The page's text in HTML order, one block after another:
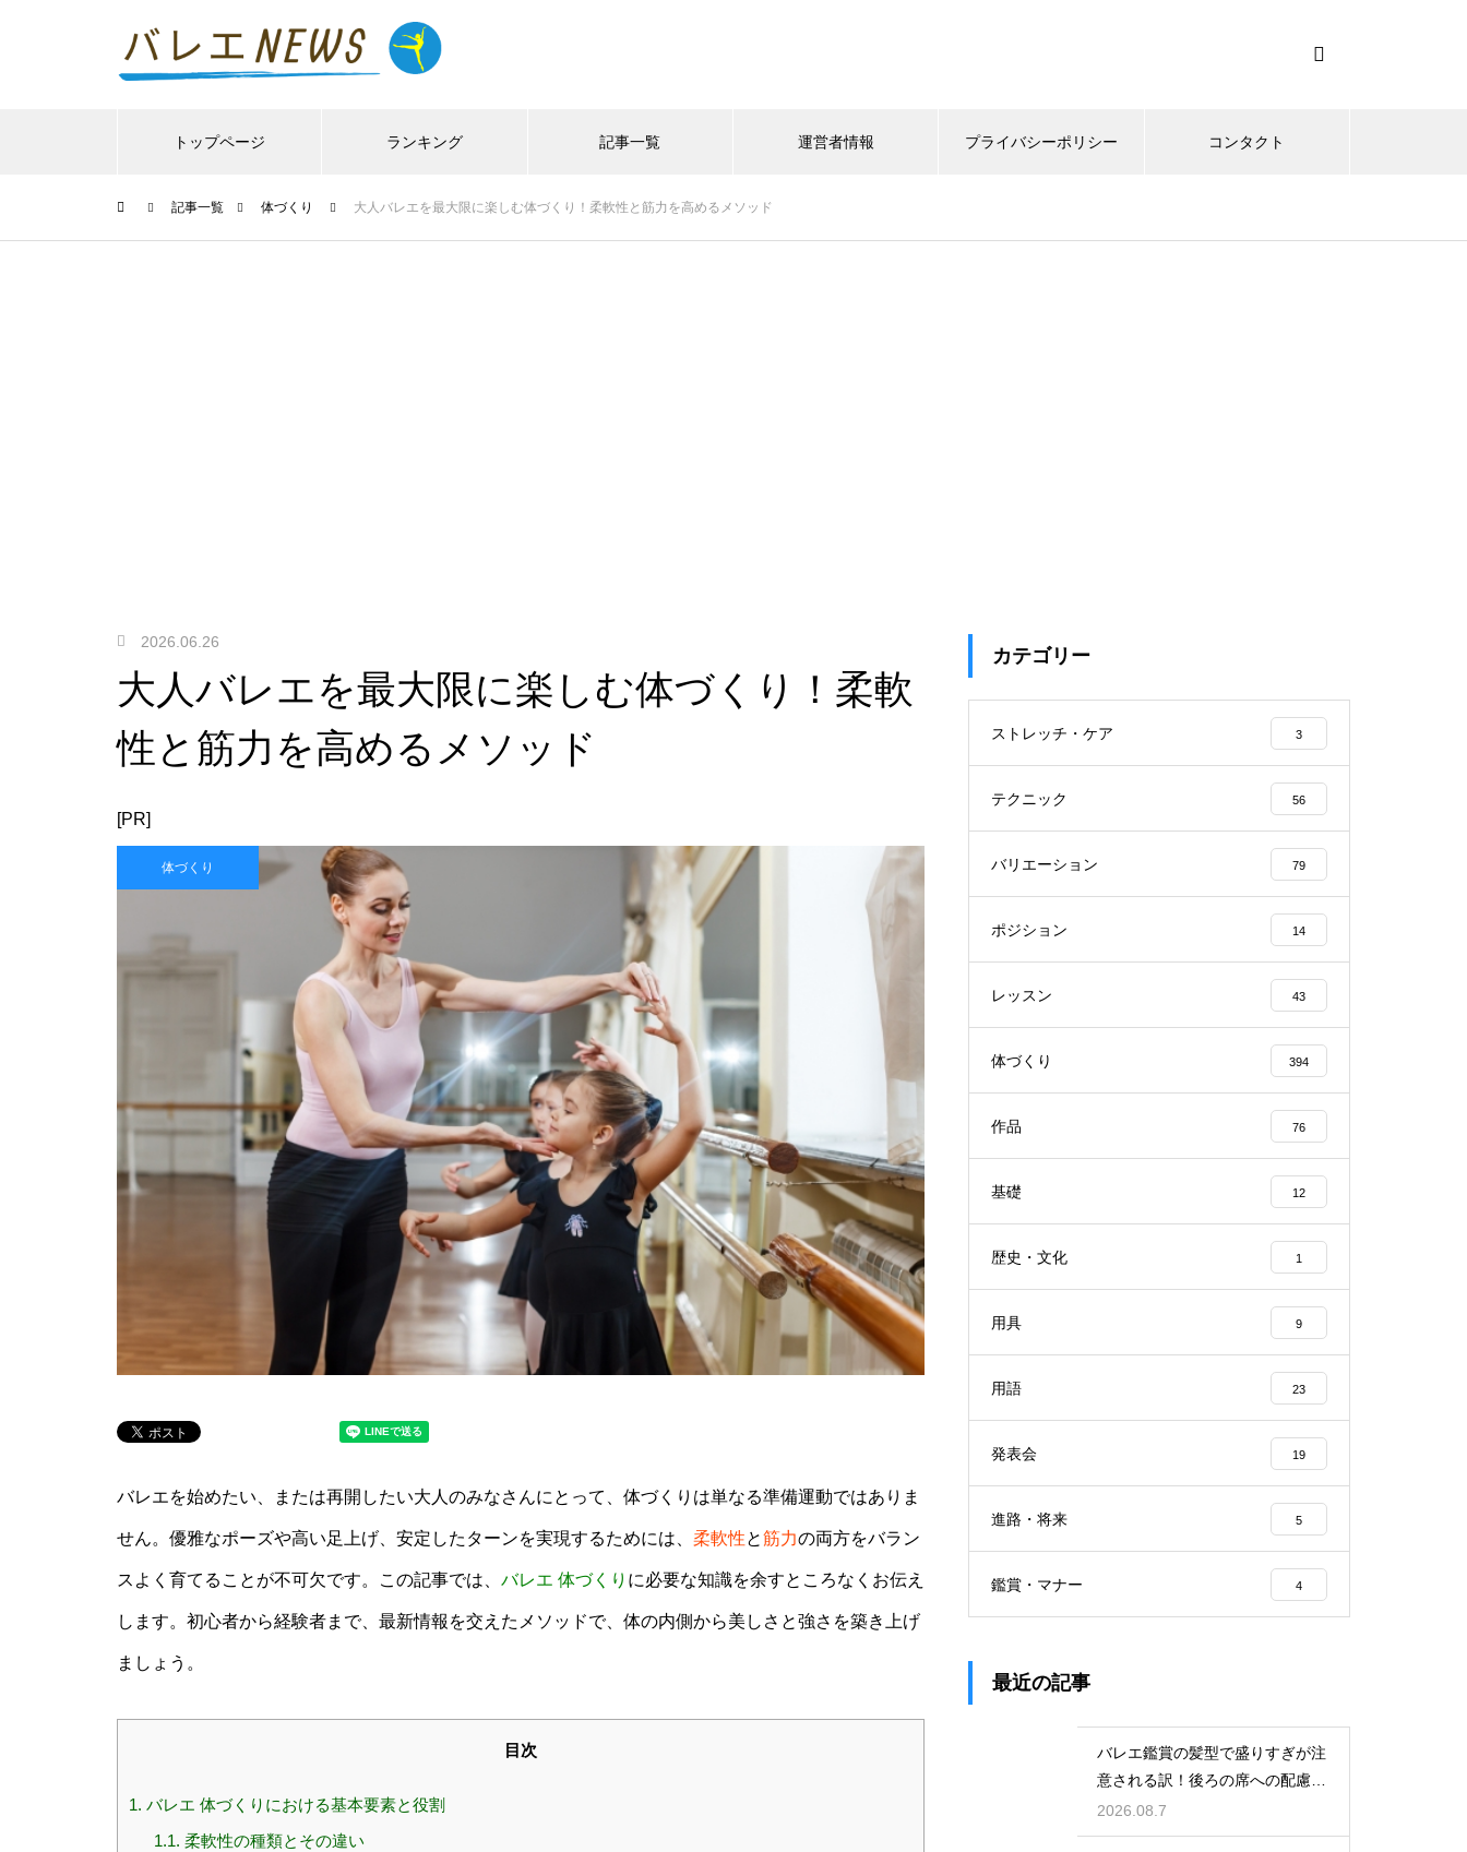
トップページ ランキング 記事一覧 運営者情報 プライバシーポリシー コンタクト
記事一覧 体づくり 大人バレエを最大限に楽しむ体づくり！柔軟性と筋力を高めるメソッド
2026.06.26
大人バレエを最大限に楽しむ体づくり！柔軟
性と筋力を高めるメソッド
[PR]
体づくり
バレエを始めたい、または再開したい大人のみなさんにとって、体づくりは単なる準備運動ではありま
せん。優雅なポーズや高い足上げ、安定したターンを実現するためには、 柔軟性と筋力の両方をバラン
スよく育てることが不可欠です。この記事では、 バレエ 体づくり に必要な知識を余すところなくお伝え
します。初心者から経験者まで、最新情報を交えたメソッドで、体の内側から美しさと強さを築き上げ
ましょう。
目次
1. バレエ 体づくりにおける基本要素と役割
1.1. 柔軟性の種類とその違い
カテゴリー
ストレッチ・ケア 3
テクニック 56
バリエーション 79
ポジション 14
レッスン 43
体づくり 394
作品 76
基礎 12
歴史・文化 1
用具 9
用語 23
発表会 19
進路・将来 5
鑑賞・マナー 4
最近の記事
バレエ鑑賞の髪型で盛りすぎが注
意される訳！後ろの席への配慮と
は
2026.08.7